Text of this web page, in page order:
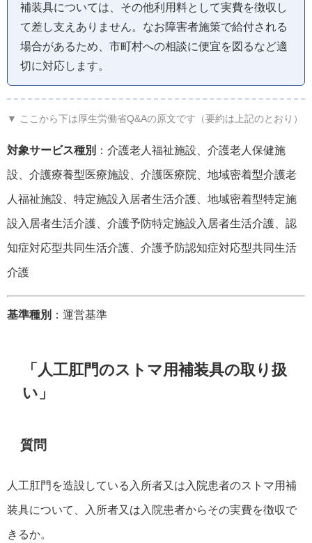
補装具については、その他利用料として実費を徴収し
て差し支えありません。なお障害者施策で給付される
場合があるため、市町村への相談に便宜を図るなど適
切に対応します。
▼ ここから下は厚生労働省Q&Aの原文です（要約は上記のとおり）
対象サービス種別 ：介護老人福祉施設、介護老人保健施
設、介護療養型医療施設、介護医療院、地域密着型介護老
人福祉施設、特定施設入居者生活介護、地域密着型特定施
設入居者生活介護、介護予防特定施設入居者生活介護、認
知症対応型共同生活介護、介護予防認知症対応型共同生活
介護
基準種別 ：運営基準
「人工肛門のストマ用補装具の取り扱
い」
質問
人工肛門を造設している入所者又は入院患者のストマ用補
装具について、入所者又は入院患者からその実費を徴収で
きるか。